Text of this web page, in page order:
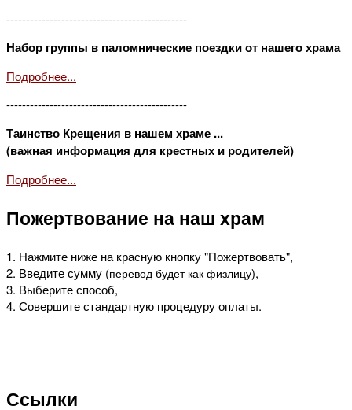
----------------------------------------------
Набор группы в паломнические поездки от нашего храма
Подробнее...
----------------------------------------------
Таинство Крещения в нашем храме ...
(важная информация для крестных и родителей)
Подробнее...
Пожертвование на наш храм
1. Нажмите ниже на красную кнопку "Пожертвовать",
2. Введите сумму (перевод будет как физлицу),
3. Выберите способ,
4. Совершите стандартную процедуру оплаты.
Ссылки